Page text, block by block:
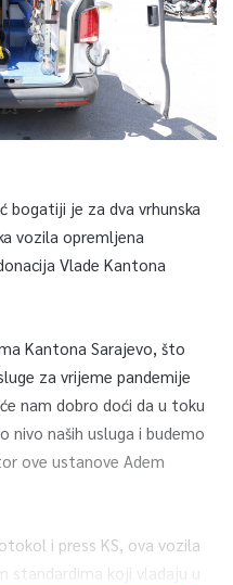
bogatiji je za dva vrhunska
vozila opremljena
Vlade Kantona
Kantona Sarajevo, što
za vrijeme pandemije
nam dobro doći da u toku
nivo naših usluga i budemo
ove ustanove Adem
i press KS, ova vozila
standardima koji vladaju u